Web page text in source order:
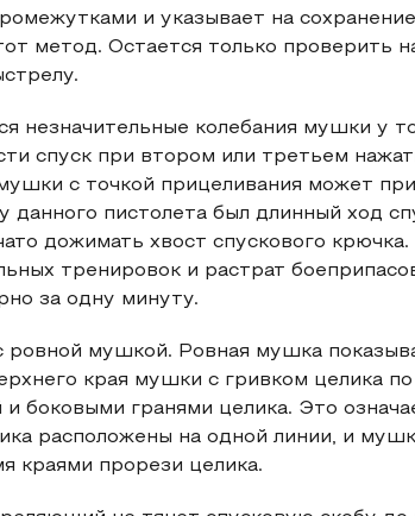
и указывает на
метод. Остается только проверить
незначительные колебания мушки у
спуск при втором или третьем
с точкой прицеливания может
пистолета был длинный ход
дожимать хвост спускового
тренировок и растрат
за одну минуту.
ровной мушкой. Ровная мушка
края мушки с гривком целика по
гранями целика. Это
расположены на одной линии, и
краями прорези целика.